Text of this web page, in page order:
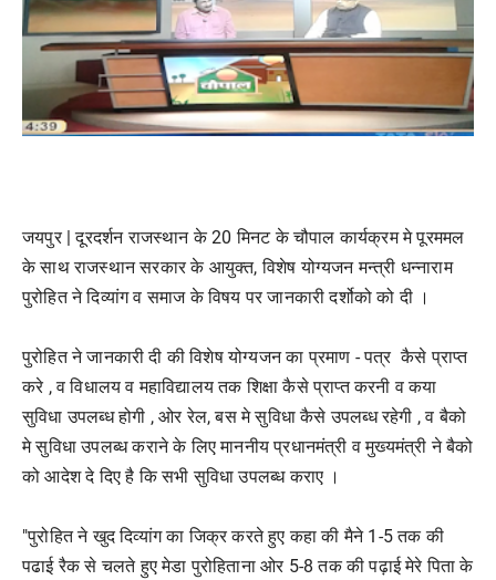
जयपुर | दूरदर्शन राजस्थान के 20 मिनट के चौपाल कार्यक्रम मे पूरममल
के साथ राजस्थान सरकार के आयुक्त, विशेष योग्यजन मन्त्री धन्नाराम
पुरोहित ने दिव्यांग व समाज के विषय पर जानकारी दर्शोको को दी ।
पुरोहित ने जानकारी दी की विशेष योग्यजन का प्रमाण - पत्र कैसे प्राप्त
करे , व विधालय व महाविद्यालय तक शिक्षा कैसे प्राप्त करनी व कया
सुविधा उपलब्ध होगी , ओर रेल, बस मे सुविधा कैसे उपलब्ध रहेगी , व बैको
मे सुविधा उपलब्ध कराने के लिए माननीय प्रधानमंत्री व मुख्यमंत्री ने बैको
को आदेश दे दिए है कि सभी सुविधा उपलब्ध कराए ।
"पुरोहित ने खुद दिव्यांग का जिक्र करते हुए कहा की मैने 1-5 तक की
पढाई रैक से चलते हुए मेडा पुरोहिताना ओर 5-8 तक की पढ़ाई मेरे पिता के